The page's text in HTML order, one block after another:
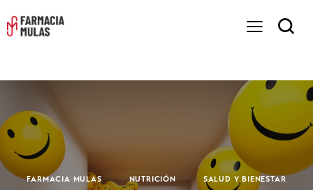
FARMACIA MULAS NUTRICIÓN SALUD Y BIENESTAR